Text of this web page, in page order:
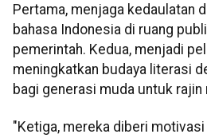
Pertama, menjaga kedaulatan
bahasa Indonesia di ruang
pemerintah. Kedua, menjadi
meningkatkan budaya literasi
bagi generasi muda untuk rajin
"Ketiga, mereka diberi